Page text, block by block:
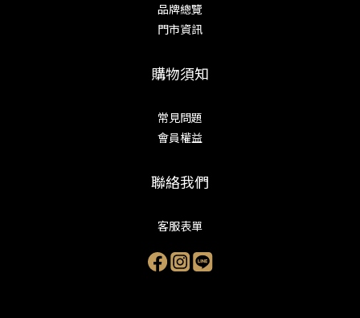
品牌總覽
門市資訊
購物須知
常見問題
會員權益
聯絡我們
客服表單